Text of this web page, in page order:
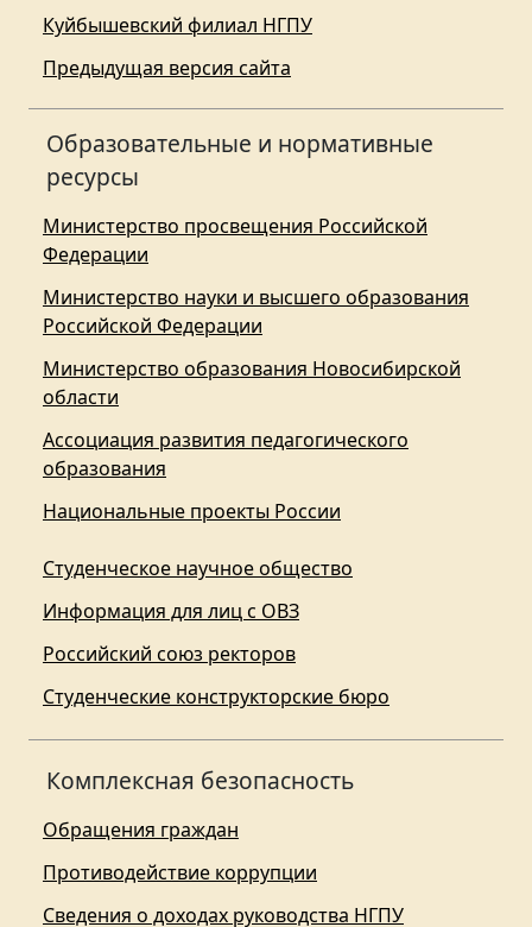
Куйбышевский филиал НГПУ
Предыдущая версия сайта
Образовательные и нормативные
ресурсы
Министерство просвещения Российской
Федерации
Министерство науки и высшего образования
Российской Федерации
Министерство образования Новосибирской
области
Ассоциация развития педагогического
образования
Национальные проекты России
Студенческое научное общество
Информация для лиц с ОВЗ
Российский союз ректоров
Студенческие конструкторские бюро
Комплексная безопасность
Обращения граждан
Противодействие коррупции
Сведения о доходах руководства НГПУ